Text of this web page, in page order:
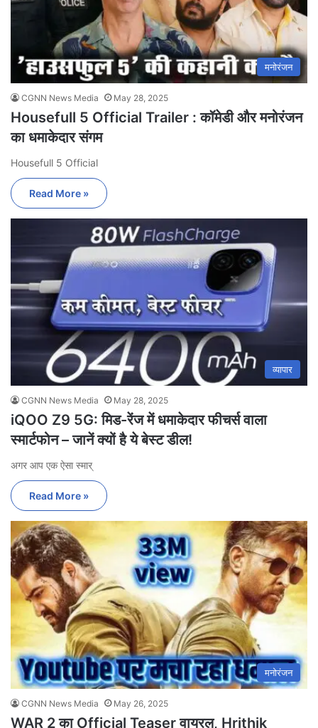
मनोरंजन
CGNN News Media May 28, 2025
Housefull 5 Official Trailer : कॉमेडी और मनोरंजन
का धमाकेदार संगम
Housefull 5 Official
Read More »
व्यापार
CGNN News Media May 28, 2025
iQOO Z9 5G: मिड-रेंज में धमाकेदार फीचर्स वाला
स्मार्टफोन – जानें क्यों है ये बेस्ट डील!
अगर आप एक ऐसा स्मार्
Read More »
मनोरंजन
CGNN News Media May 26, 2025
WAR 2 का Official Teaser वायरल, Hrithik